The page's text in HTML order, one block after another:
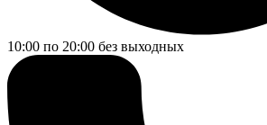
10:00 по 20:00 без выходных